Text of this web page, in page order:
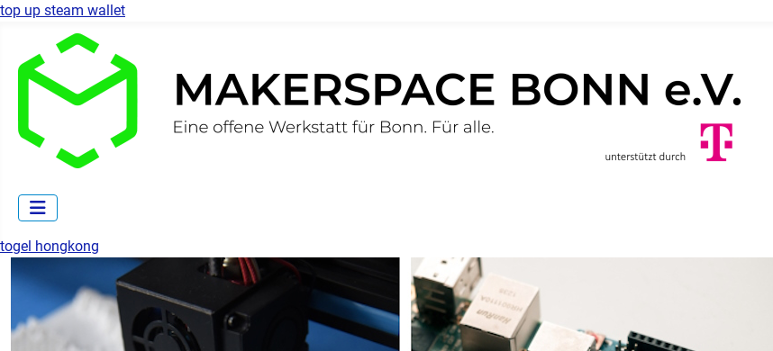
top up steam wallet
togel hongkong